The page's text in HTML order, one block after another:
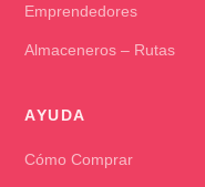
Emprendedores
Almaceneros – Rutas
AYUDA
Cómo Comprar